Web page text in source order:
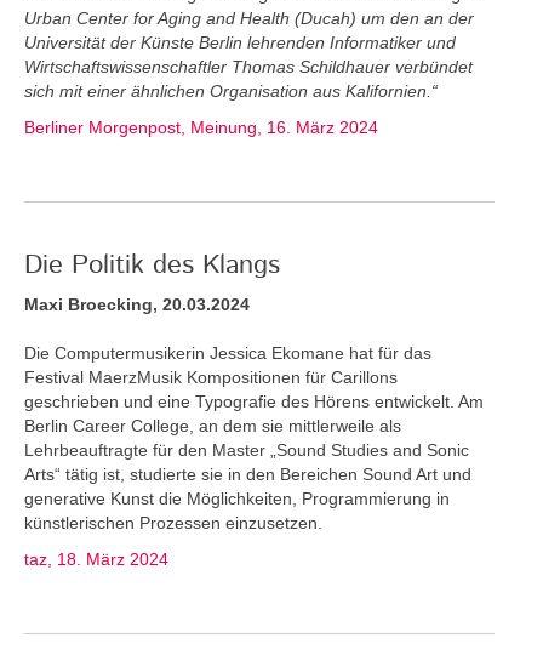
Urban Center for Aging and Health (Ducah) um den an der
Universität der Künste Berlin lehrenden Informatiker und
Wirtschaftswissenschaftler Thomas Schildhauer verbündet
sich mit einer ähnlichen Organisation aus Kalifornien.“
Berliner Morgenpost, Meinung, 16. März 2024
Die Politik des Klangs
Maxi Broecking, 20.03.2024
Die Computermusikerin Jessica Ekomane hat für das
Festival MaerzMusik Kompositionen für Carillons
geschrieben und eine Typografie des Hörens entwickelt. Am
Berlin Career College, an dem sie mittlerweile als
Lehrbeauftragte für den Master „Sound Studies and Sonic
Arts“ tätig ist, studierte sie in den Bereichen Sound Art und
generative Kunst die Möglichkeiten, Programmierung in
künstlerischen Prozessen einzusetzen.
taz, 18. März 2024